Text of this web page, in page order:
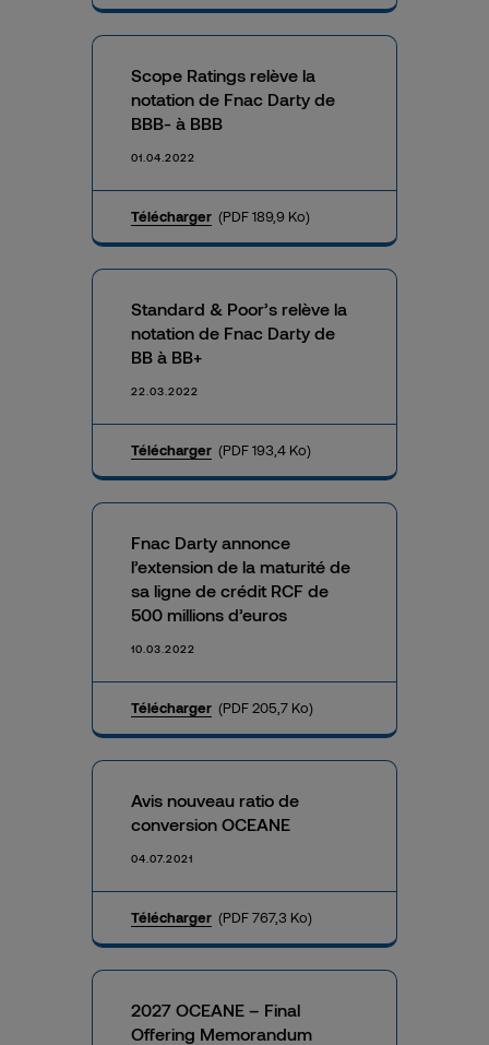
Scope Ratings relève la
notation de Fnac Darty de
BBB- à BBB
01.04.2022
Télécharger (PDF 189,9 Ko)
Standard & Poor’s relève la
notation de Fnac Darty de
BB à BB+
22.03.2022
Télécharger (PDF 193,4 Ko)
Fnac Darty annonce
l’extension de la maturité de
sa ligne de crédit RCF de
500 millions d’euros
10.03.2022
Télécharger (PDF 205,7 Ko)
Avis nouveau ratio de
conversion OCEANE
04.07.2021
Télécharger (PDF 767,3 Ko)
2027 OCEANE – Final
Offering Memorandum